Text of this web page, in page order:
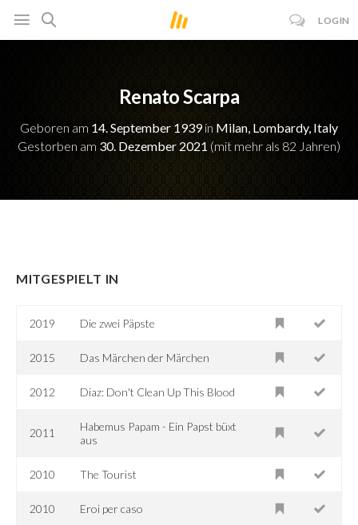
LOGIN
Renato Scarpa
Geboren am 14. September 1939in Milan, Lombardy, Italy
Gestorben am 30. Dezember 2021 (mit mehr als 82 Jahren)
MITGESPIELT IN
2019 Die zwei Päpste
2015 Das Märchen der Märchen
2012 Diaz: Don't Clean Up This Blood
2011
Habemus Papam - Ein Papst büxt
aus
2010 The Tourist
2010 Eroi per caso